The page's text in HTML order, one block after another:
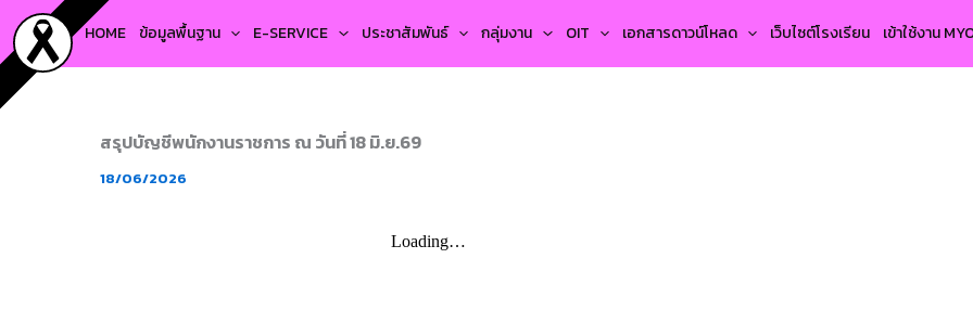
Skip
to
content
HOME ข้อมูลพื้นฐาน E-SERVICE ประชาสัมพันธ์ กลุ่มงาน OIT เอกสารดาวน์โหลด เว็บไซต์โรงเรียน เข้าใช้งาน
สรุปบัญชีพนักงานราชการ ณ วันที่ 18 มิ.ย.69
18/06/2026